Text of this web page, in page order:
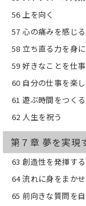
56 上を向く
57 心の痛みを感じ
58 立ち直る力を身
59 好きなことを仕
60 自分の仕事を楽
61 遊ぶ時間をつくる
62 人生を祝う
第７章 夢を実現
63 創造性を発揮する
64 流れに身をまか
65 前向きな質問を